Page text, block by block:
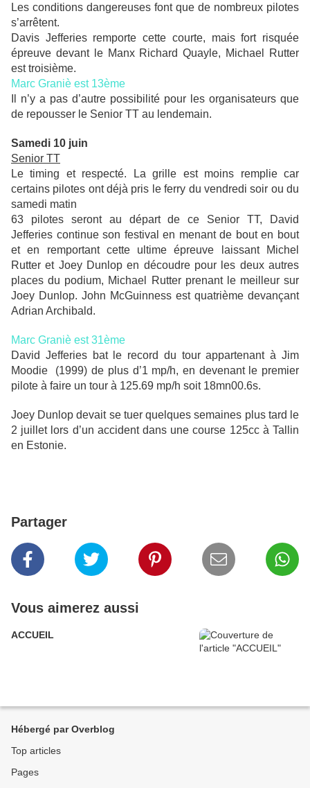
Les conditions dangereuses font que de nombreux pilotes
s’arrêtent.
Davis Jefferies remporte cette courte, mais fort risquée
épreuve devant le Manx Richard Quayle, Michael Rutter
est troisième.
Marc Graniè est 13ème
Il n’y a pas d’autre possibilité pour les organisateurs que
de repousser le Senior TT au lendemain.
Samedi 10 juin
Senior TT
Le timing et respecté. La grille est moins remplie car
certains pilotes ont déjà pris le ferry du vendredi soir ou du
samedi matin
63 pilotes seront au départ de ce Senior TT, David
Jefferies continue son festival en menant de bout en bout
et en remportant cette ultime épreuve laissant Michel
Rutter et Joey Dunlop en découdre pour les deux autres
places du podium, Michael Rutter prenant le meilleur sur
Joey Dunlop. John McGuinness est quatrième devançant
Adrian Archibald.
Marc Graniè est 31ème
David Jefferies bat le record du tour appartenant à Jim
Moodie (1999) de plus d’1 mp/h, en devenant le premier
pilote à faire un tour à 125.69 mp/h soit 18mn00.6s.
Joey Dunlop devait se tuer quelques semaines plus tard le
2 juillet lors d’un accident dans une course 125cc à Tallin
en Estonie.
Partager
Vous aimerez aussi
ACCUEIL
Hébergé par Overblog
Top articles
Pages